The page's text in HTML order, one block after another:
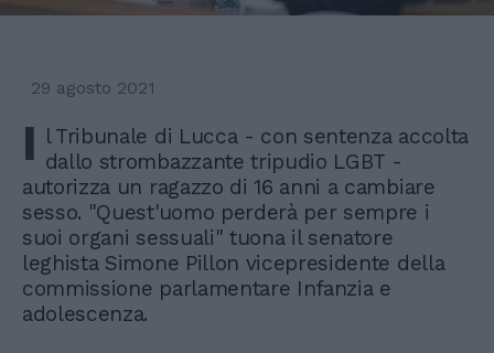
29 agosto 2021
I l Tribunale di Lucca - con sentenza accolta
dallo strombazzante tripudio LGBT -
autorizza un ragazzo di 16 anni a cambiare
sesso. "Quest'uomo perderà per sempre i
suoi organi sessuali" tuona il senatore
leghista Simone Pillon vicepresidente della
commissione parlamentare Infanzia e
adolescenza.